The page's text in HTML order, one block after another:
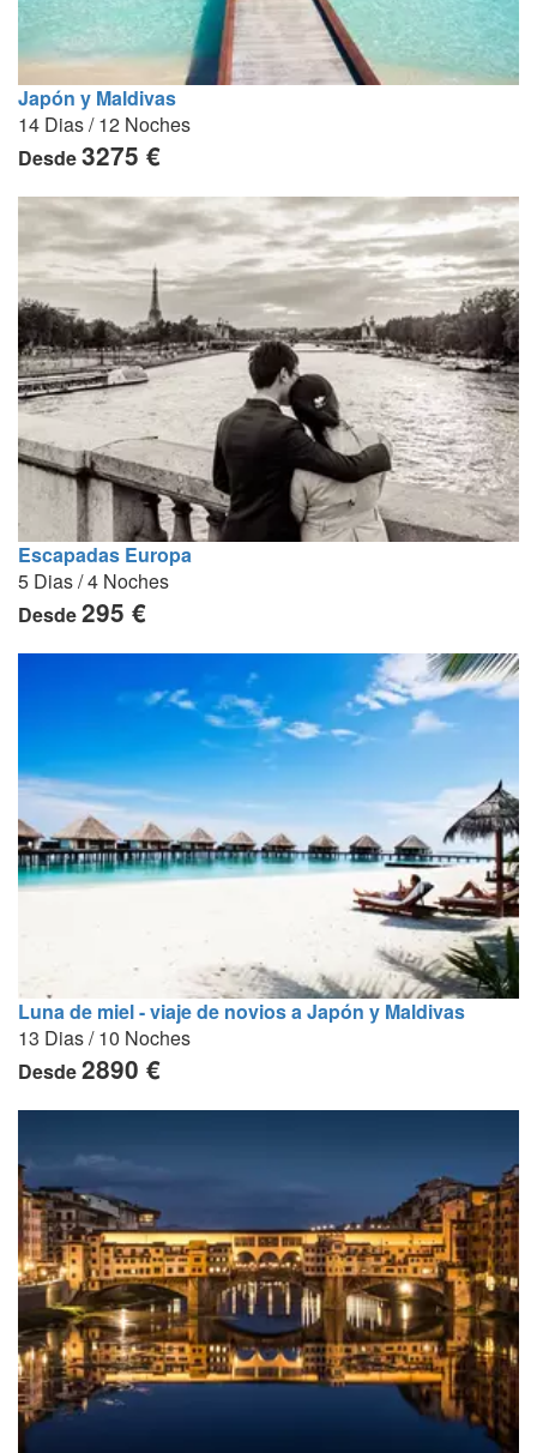
Japón y Maldivas
14 Dias / 12 Noches
Desde3275 €
Escapadas Europa
5 Dias / 4 Noches
Desde295 €
Luna de miel - viaje de novios a Japón y Maldivas
13 Dias / 10 Noches
Desde2890 €